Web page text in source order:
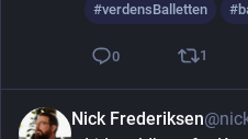
#verdensBalletten #
0 1
Nick Frederiksen